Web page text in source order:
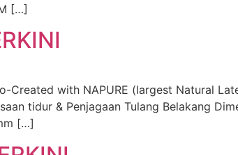
[…]
Created with NAPURE (largest Natural
tidur & Penjagaan Tulang Belakang
[…]